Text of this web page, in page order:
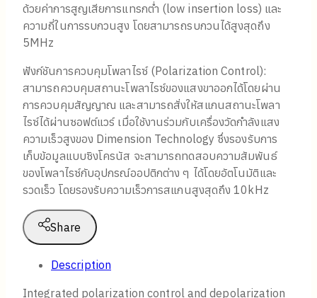
ด้วยค่าการสูญเสียการแทรกต่ำ (low insertion loss) และ
ความถี่ในการรบกวนสูง โดยสามารถรบกวนได้สูงสุดถึง
5MHz
ฟังก์ชันการควบคุมโพลาไรซ์ (Polarization Control):
สามารถควบคุมสถานะโพลาไรซ์ของแสงขาออกได้โดยผ่าน
การควบคุมสัญญาณ และสามารถสั่งให้สแกนสถานะโพลา
ไรซ์ได้ผ่านซอฟต์แวร์ เมื่อใช้งานร่วมกับเครื่องวัดกำลังแสง
ความเร็วสูงของ Dimension Technology ซึ่งรองรับการ
เก็บข้อมูลแบบซิงโครนัส จะสามารถทดสอบความสัมพันธ์
ของโพลาไรซ์กับอุปกรณ์ออปติกต่าง ๆ ได้โดยอัตโนมัติและ
รวดเร็ว โดยรองรับความเร็วการสแกนสูงสุดถึง 10kHz
Share
Description
Integrated polarization control and depolarization